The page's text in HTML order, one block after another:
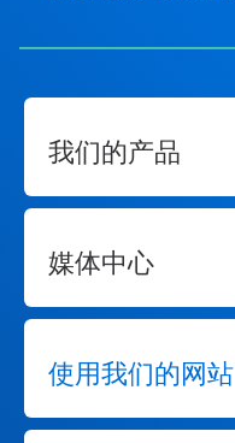
我们的产品
媒体中心
使用我们的网站